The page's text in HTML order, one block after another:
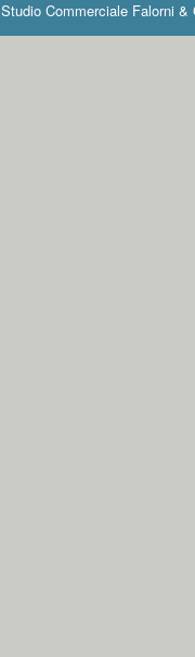
Studio Commerciale Falorni